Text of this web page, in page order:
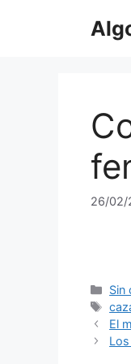
26/02/
Sin
El